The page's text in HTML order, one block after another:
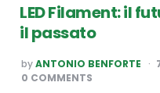
LED Filament: il
il passato
POSTED
BY
byANTONIO BENFORTE
0 COMMENTS